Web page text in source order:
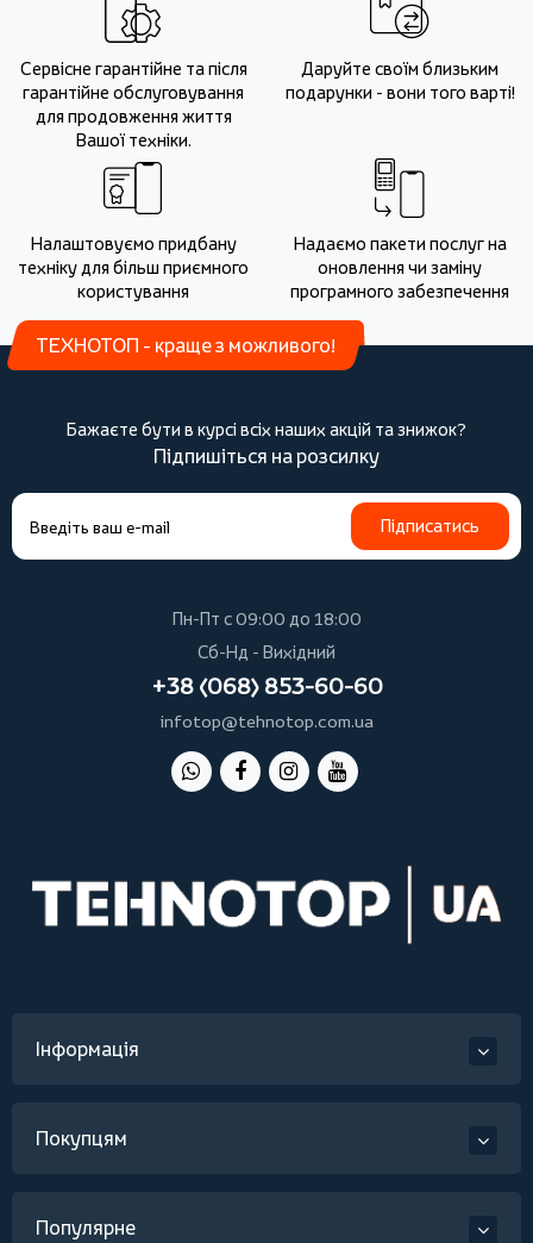
Сервісне гарантійне та після
гарантійне обслуговування
для продовження життя
Вашої техніки.
Даруйте своїм близьким
подарунки - вони того варті!
Налаштовуємо придбану
техніку для більш приємного
користування
Надаємо пакети послуг на
оновлення чи заміну
програмного забезпечення
ТЕХНОТОП - краще з можливого!
Бажаєте бути в курсі всіх наших акцій та знижок?
Підпишіться на розсилку
Підписатись
Пн-Пт с 09:00 до 18:00
Сб-Нд - Вихідний
+38 (068) 853-60-60
infotop@tehnotop.com.ua
Інформація
Покупцям
Популярне